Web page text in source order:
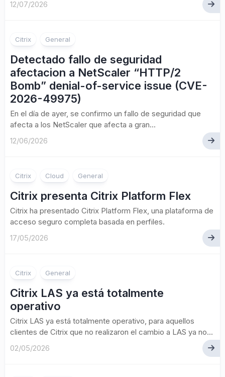
12/07/2026
Citrix General
Detectado fallo de seguridad
afectacion a NetScaler “HTTP/2
Bomb” denial-of-service issue (CVE-
2026-49975)
En el día de ayer, se confirmo un fallo de seguridad que
afecta a los NetScaler que afecta a gran...
12/06/2026
Citrix Cloud General
Citrix presenta Citrix Platform Flex
Citrix ha presentado Citrix Platform Flex, una plataforma de
acceso seguro completa basada en perfiles.
17/05/2026
Citrix General
Citrix LAS ya está totalmente
operativo
Citrix LAS ya está totalmente operativo, para aquellos
clientes de Citrix que no realizaron el cambio a LAS ya no...
02/05/2026